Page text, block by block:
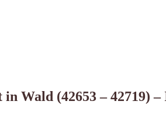
Wald (42653 – 42719)